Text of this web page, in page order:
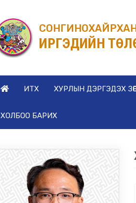
СОНГИНОХАЙРХАН
ИРГЭДИЙН
ИТХ ХУРЛЫН ДЭРГЭДЭХ
ХОЛБОО БАРИХ